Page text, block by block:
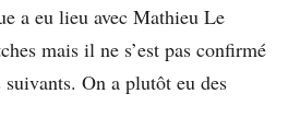
a eu lieu avec Mathieu Le
mais il ne s’est pas confirmé
suivants. On a plutôt eu des